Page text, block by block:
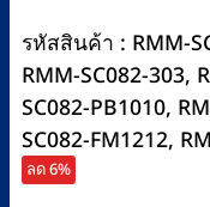
รหัสสินค้า : RMM-
RMM-SC082-303,
SC082-PB1010,
SC082-FM1212,
ลด 6%